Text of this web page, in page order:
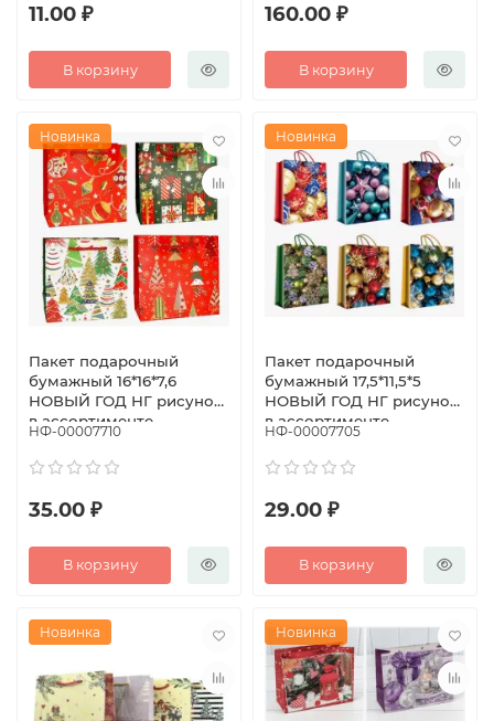
11.00 ₽
В корзину
160.00 ₽
В корзину
Новинка
Пакет подарочный
бумажный 16*16*7,6
НОВЫЙ ГОД НГ рисунок
в ассортименте
НФ-00007710
35.00 ₽
В корзину
Новинка
Пакет подарочный
бумажный 17,5*11,5*5
НОВЫЙ ГОД НГ рисунок
в ассортименте
НФ-00007705
29.00 ₽
В корзину
Новинка Новинка